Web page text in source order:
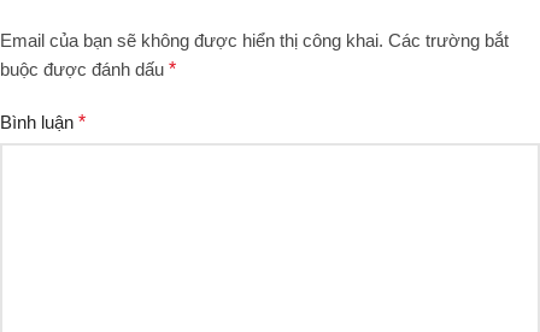
Email của bạn sẽ không được hiển thị công khai. Các trường bắt
buộc được đánh dấu *
Bình luận *